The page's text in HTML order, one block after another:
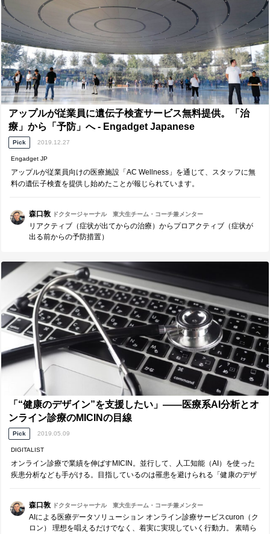
アップルが従業員に遺伝子検査サービス無料提供。「治
療」から「予防」へ - Engadget Japanese
Pick 2019.12.27
Engadget JP
アップルが従業員向けの医療施設「AC Wellness」を通じて、スタッフに無
料の遺伝子検査を提供し始めたことが報じられています。
森口敦 ドクタージャーナル 東大生チーム・コーチ兼メンター
リアクティブ（症状が出てからの治療）からプロアクティブ（症状が
出る前からの予防措置）
「“健康のデザイン”を支援したい」――医療系AI分析とオ
ンライン診療のMICINの目線
Pick 2019.05.09
DIGITALIST
オンライン診療で業績を伸ばすMICIN。並行して、人工知能（AI）を使った
疾患分析なども手がける。目指しているのは罹患を避けられる「健康のデザ
森口敦 ドクタージャーナル 東大生チーム・コーチ兼メンター
AIによる医療データソリューション オンライン診療サービスcuron（ク
ロン） 理想を唱えるだけでなく、着実に実現していく行動力。 素晴ら